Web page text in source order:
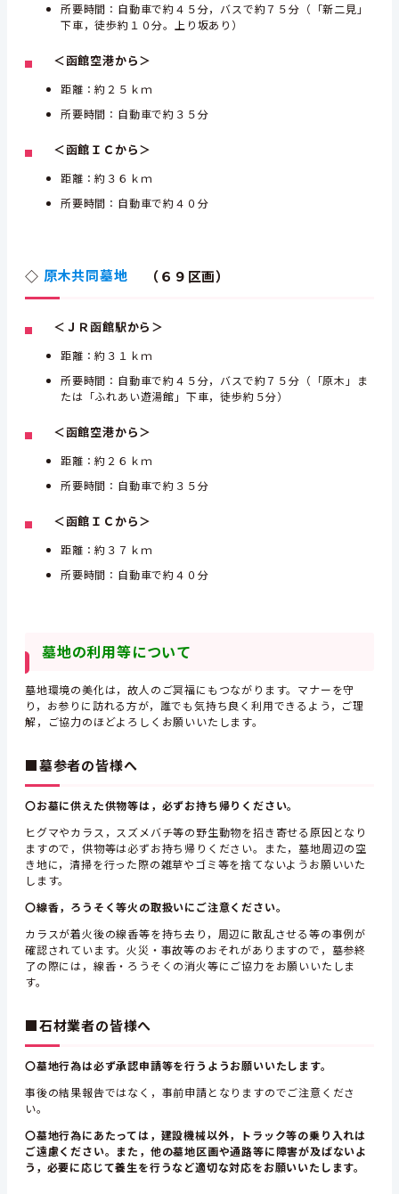
所要時間：自動車で約４５分，バスで約７５分（「新二見」
下車，徒歩約１０分。上り坂あり）
＜函館空港から＞
距離：約２５ｋｍ
所要時間：自動車で約３５分
＜函館ＩＣから＞
距離：約３６ｋｍ
所要時間：自動車で約４０分
◇ 原木共同墓地 （６９区画）
＜ＪＲ函館駅から＞
距離：約３１ｋｍ
所要時間：自動車で約４５分，バスで約７５分（「原木」ま
たは「ふれあい遊湯館」下車，徒歩約５分）
＜函館空港から＞
距離：約２６ｋｍ
所要時間：自動車で約３５分
＜函館ＩＣから＞
距離：約３７ｋｍ
所要時間：自動車で約４０分
墓地の利用等について
墓地環境の美化は，故人のご冥福にもつながります。マナーを守
り，お参りに訪れる方が，誰でも気持ち良く利用できるよう，ご理
解，ご協力のほどよろしくお願いいたします。
■墓参者の皆様へ
〇お墓に供えた供物等は，必ずお持ち帰りください。
ヒグマやカラス，スズメバチ等の野生動物を招き寄せる原因となり
ますので，供物等は必ずお持ち帰りください。また，墓地周辺の空
き地に，清掃を行った際の雑草やゴミ等を捨てないようお願いいた
します。
〇線香，ろうそく等火の取扱いにご注意ください。
カラスが着火後の線香等を持ち去り，周辺に散乱させる等の事例が
確認されています。火災・事故等のおそれがありますので，墓参終
了の際には，線香・ろうそくの消火等にご協力をお願いいたしま
す。
■石材業者の皆様へ
〇墓地行為は必ず承認申請等を行うようお願いいたします。
事後の結果報告ではなく，事前申請となりますのでご注意くださ
い。
〇墓地行為にあたっては，建設機械以外，トラック等の乗り入れは
ご遠慮ください。また，他の墓地区画や通路等に障害が及ばないよ
う，必要に応じて養生を行うなど適切な対応をお願いいたします。